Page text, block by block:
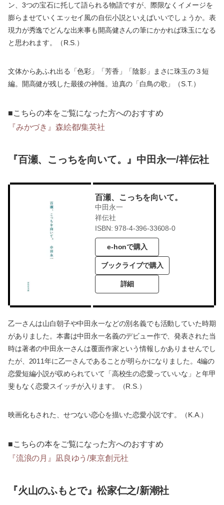
ン、3つの宝石に托して語られる物語ですが、際限なくイメージを
膨らませていくエッセイ風の自伝小説といえばいいでしょうか。表
現力が秀逸でどんな出来事も開高健さんの筆にかかれば珠玉になる
と思われます。（R.S.）
文体からあふれ出る「色彩」「芳香」「陰影」まさに珠玉の３短
編。開高健が残した最後の神髄。迫真の「白鳥の歌」（S.T.）
■こちらの本をご覧になった方へのおすすめ
『みかづき』森絵都/集英社
『百瀬、こっちを向いて。』中田永一/祥伝社
百瀬、こっちを向いて。
中田永一
祥伝社
ISBN: 978-4-396-33608-0
e-honで購入
ブックライブで購入
詳細
乙一さんは山白朝子や中田永一などの別名義でも活動していた時期
がありました。本書は中田永一名義のデビュー作で、発表された当
時は著者の中田永一さんは覆面作家という情報しかありませんでし
たが、2011年に乙一さんであることが明らかになりました。4編の
恋愛短編小説が収められていて「高校生の恋愛っていいな」と年甲
斐もなく恋愛スイッチが入ります。（R.S.）
映画化もされた、せつない恋心を描いた恋愛小説です。（K.A.）
■こちらの本をご覧になった方へのおすすめ
『流浪の月』凪良ゆう/東京創元社
『火山のふもとで』松家仁之/新潮社